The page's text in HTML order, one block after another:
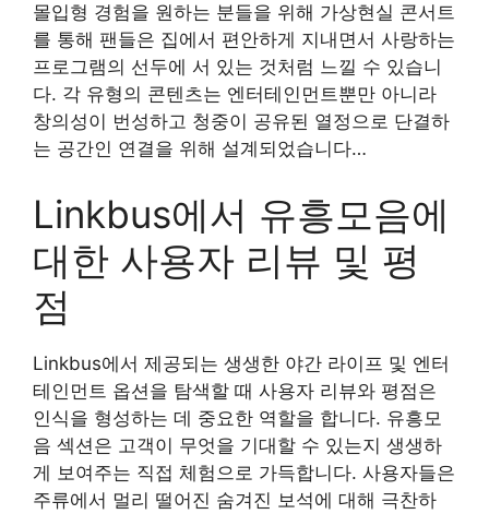
몰입형 경험을 원하는 분들을 위해 가상현실 콘서트
를 통해 팬들은 집에서 편안하게 지내면서 사랑하는
프로그램의 선두에 서 있는 것처럼 느낄 수 있습니
다. 각 유형의 콘텐츠는 엔터테인먼트뿐만 아니라
창의성이 번성하고 청중이 공유된 열정으로 단결하
는 공간인 연결을 위해 설계되었습니다…
Linkbus에서 유흥모음에
대한 사용자 리뷰 및 평
점
Linkbus에서 제공되는 생생한 야간 라이프 및 엔터
테인먼트 옵션을 탐색할 때 사용자 리뷰와 평점은
인식을 형성하는 데 중요한 역할을 합니다. 유흥모
음 섹션은 고객이 무엇을 기대할 수 있는지 생생하
게 보여주는 직접 체험으로 가득합니다. 사용자들은
주류에서 멀리 떨어진 숨겨진 보석에 대해 극찬하